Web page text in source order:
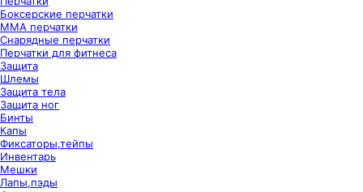
Боксерские перчатки
ММА перчатки
Снарядные перчатки
Перчатки для фитнеса
Защита
Шлемы
Защита тела
Защита ног
Бинты
Капы
Фиксаторы,тейпы
Инвентарь
Мешки
Лапы,пэды